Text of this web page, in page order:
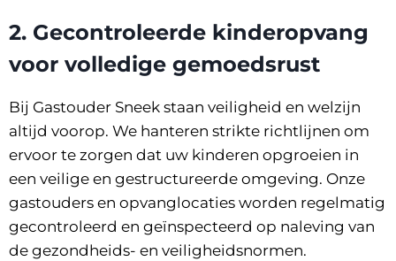
2. Gecontroleerde kinderopvang
voor volledige gemoedsrust
Bij Gastouder Sneek staan veiligheid en welzijn
altijd voorop. We hanteren strikte richtlijnen om
ervoor te zorgen dat uw kinderen opgroeien in
een veilige en gestructureerde omgeving. Onze
gastouders en opvanglocaties worden regelmatig
gecontroleerd en geïnspecteerd op naleving van
de gezondheids- en veiligheidsnormen.